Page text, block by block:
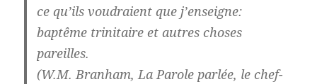
ce qu’ils voudraient que j’enseigne:
baptême trinitaire et autres choses
pareilles.
(W.M. Branham, La Parole parlée, le chef-